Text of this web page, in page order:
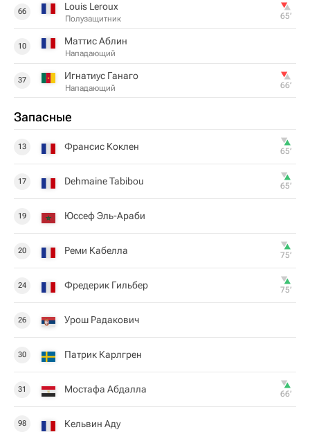
66 Louis Leroux
Полузащитник 65‎’‎
10 Маттис Аблин
Нападающий
37 Игнатиус Ганаго
Нападающий 66‎’‎
Запасные
13 Франсис Коклен 65‎’‎
17 Dehmaine Tabibou 65‎’‎
19 Юссеф Эль-Араби
20 Реми Кабелла 75‎’‎
24 Фредерик Гильбер 75‎’‎
26 Урош Радакович
30 Патрик Карлгрен
31 Мостафа Абдалла 66‎’‎
98 Кельвин Аду